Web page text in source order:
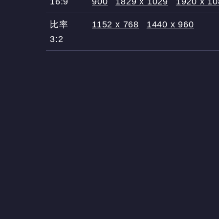
比率
3:2
1152 x 768 1440 x 960